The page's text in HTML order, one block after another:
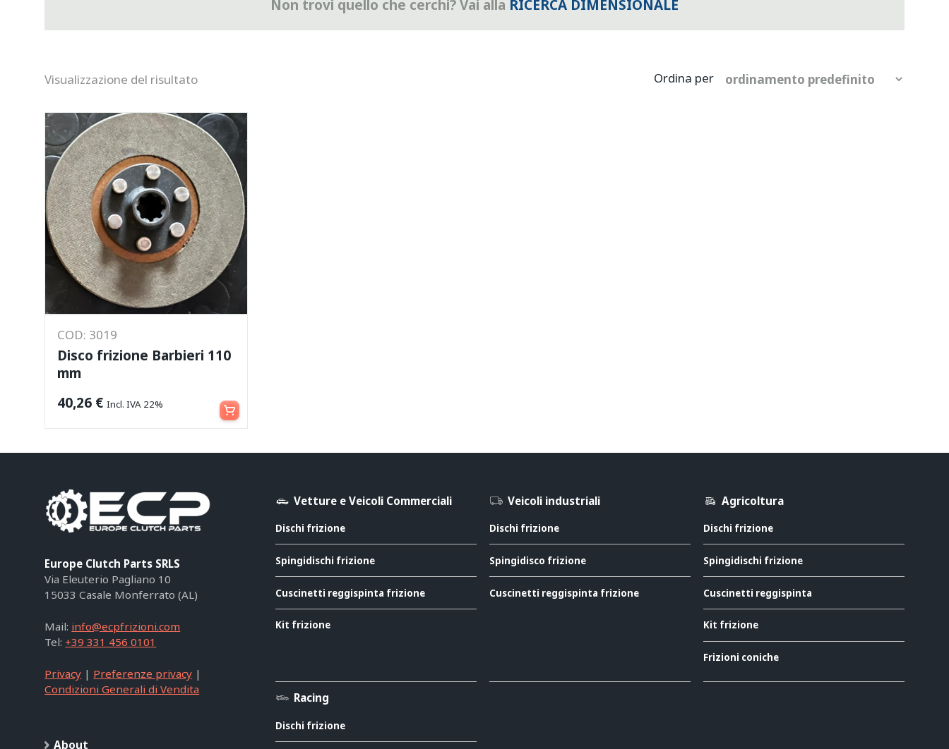
Non trovi quello che cerchi? Vai alla RICERCA DIMENSIONALE
Visualizzazione del risultato
COD: 3019
Disco frizione Barbieri 110
mm
40,26 € Incl. IVA 22% Aggiungi al carrello
Europe Clutch Parts SRLS
Via Eleuterio Pagliano 10
15033 Casale Monferrato (AL)
Mail: info@ecpfrizioni.com
Tel: +39 331 456 0101
Privacy | Preferenze privacy |
Condizioni Generali di Vendita
About
Vetture e Veicoli Commerciali
Dischi frizione
Spingidischi frizione
Cuscinetti reggispinta frizione
Kit frizione
Veicoli industriali
Dischi frizione
Spingidisco frizione
Cuscinetti reggispinta frizione
Agricoltura
Dischi frizione
Spingidischi frizione
Cuscinetti reggispinta
Kit frizione
Frizioni coniche
Racing
Dischi frizione